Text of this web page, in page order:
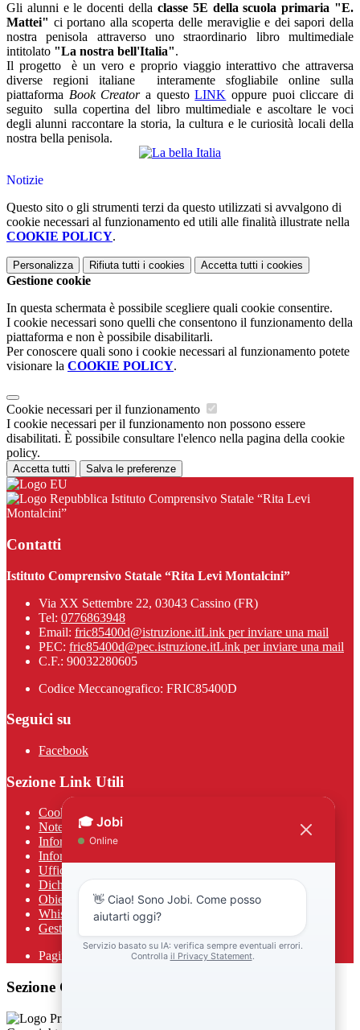
Gli alunni e le docenti della classe 5E della scuola primaria "E.
Mattei" ci portano alla scoperta delle meraviglie e dei sapori della
nostra penisola attraverso uno straordinario libro multimediale
intitolato "La nostra bell'Italia".
Il progetto è un vero e proprio viaggio interattivo che attraversa
diverse regioni italiane interamente sfogliabile online sulla
piattaforma Book Creatora questoLINK oppure puoi cliccare di
seguito sulla copertina del libro multimediale e ascoltare le voci
degli alunni raccontare la storia, la cultura e le curiosità locali della
nostra bella penisola.
Notizie
Questo sito o gli strumenti terzi da questo utilizzati si avvalgono di
cookie necessari al funzionamento ed utili alle finalità illustrate nella
COOKIE POLICY.
Personalizza Rifiuta tutti i cookies Accetta tutti i cookies
Gestione cookie
In questa schermata è possibile scegliere quali cookie consentire.
I cookie necessari sono quelli che consentono il funzionamento della
piattaforma e non è possibile disabilitarli.
Per conoscere quali sono i cookie necessari al funzionamento potete
visionare la COOKIE POLICY.
Cookie necessari per il funzionamento
I cookie necessari per il funzionamento non possono essere
disabilitati. È possibile consultare l'elenco nella pagina della cookie
policy.
Accetta tutti Salva le preferenze
Istituto Comprensivo Statale “Rita Levi
Montalcini”
Contatti
Istituto Comprensivo Statale “Rita Levi Montalcini”
Via XX Settembre 22, 03043 Cassino (FR)
Tel: 0776863948
Email: fric85400d@istruzione.itLink per inviare una mail
PEC: fric85400d@pec.istruzione.itLink per inviare una mail
C.F.: 90032280605
Codice Meccanografico: FRIC85400D
Seguici su
Facebook
Sezione Link Utili
Cookie policy
Note legali
Informativa Privacy
Informativa Privacy chatbot Jobi
Ufficio Relazioni con il Pubblico
Dichiarazione di accessibilità
Obiettivi di accessibilità
Whistleblowing
Gestione consensi cookie
Pagina visualizzata118volte
Sezione Copyright